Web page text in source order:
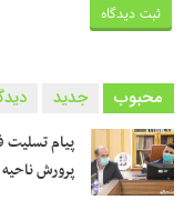
محبوب جدید
پیام
پرورش